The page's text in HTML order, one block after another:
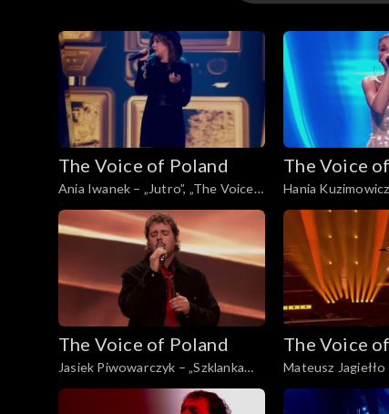
16. edycja
15. edycja
The Voice of Poland
Ania Iwanek – „Jutro”, „The Voice
of Poland”, Finał, 29 listopada 2025
The Voice
Hania
bardziej”, „The
Finał, 29
The Voice of Poland
Jasiek Piwowarczyk – „Szklanka
wody'”, „The Voice of Poland”,
Finał, 29 listopada 2025
The Voice
Mateusz Jagiełło
Voice of Poland”,
listopada 2025